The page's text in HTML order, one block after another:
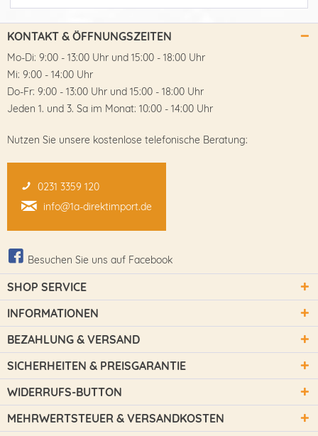
KONTAKT & ÖFFNUNGSZEITEN
Mo-Di: 9:00 - 13:00 Uhr und 15:00 - 18:00 Uhr
Mi: 9:00 - 14:00 Uhr
Do-Fr: 9:00 - 13:00 Uhr und 15:00 - 18:00 Uhr
Jeden 1. und 3. Sa im Monat: 10:00 - 14:00 Uhr
Nutzen Sie unsere kostenlose telefonische Beratung:
0231 3359 120
info@1a-direktimport.de
Besuchen Sie uns auf Facebook
SHOP SERVICE
INFORMATIONEN
BEZAHLUNG & VERSAND
SICHERHEITEN & PREISGARANTIE
WIDERRUFS-BUTTON
MEHRWERTSTEUER & VERSANDKOSTEN